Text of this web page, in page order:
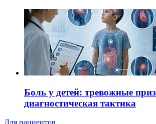
Боль у детей: тревожные
диагностическая тактика